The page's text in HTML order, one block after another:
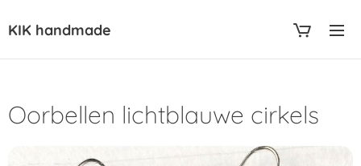
KIK handmade
Oorbellen lichtblauwe cirkels